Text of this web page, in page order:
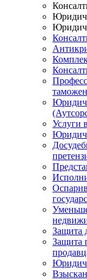
Услуги
Защита
Защита